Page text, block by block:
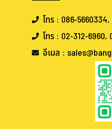
โทร : 086-
โทร : 02-312-
อีเมล :